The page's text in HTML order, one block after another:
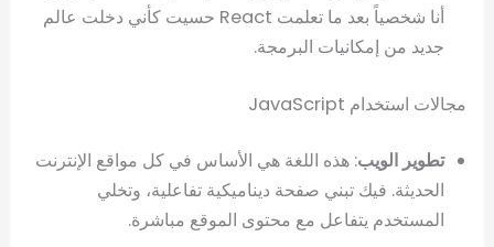
أنا شخصياً بعد ما تعلمت React حسيت كأني دخلت عالم
جديد من إمكانيات البرمجة.
مجالات استخدام JavaScript
تطوير الويب: هذه اللغة هي الأساس في كل مواقع الإنترنت
الحديثة. فيك تبني صفحة ديناميكية تفاعلية، وتخلي
المستخدم يتفاعل مع محتوى الموقع مباشرة.